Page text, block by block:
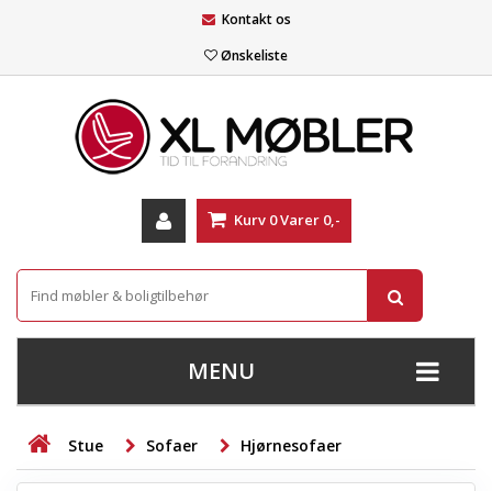
Kontakt os
Ønskeliste
Kurv 0Varer 0,-
MENU
+
STUE
Stue Sofaer Hjørnesofaer